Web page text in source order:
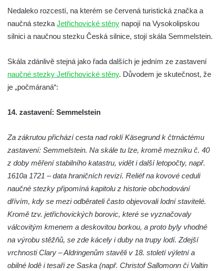
Skalní branka pod rozhlednou Čáp v
Teplických skalách
Schodiště pod rozhlednou Čáp v Teplických
Vyhlídka Lokomotiva v Teplických skalách
Kamenná brána v Broumovských stěnách
Vyhlídkové místo na cestě k vyhlídce
Skalní útvar Čertovo sedlo v Broumovských
stěnách
Kamenná ZOO – Skalní hřib
Kamenná ZOO – Želva I.
Kamenná ZOO – Velbloud
Kamenná ZOO – Kačenka
Vyhlídka Božanovský Špičák
Vyhlídka východně od Božanovského
Nedaleko rozcestí, na kterém se červená turistická značka a
naučná stezka Jetřichovické stěny napojí na Vysokolipskou
silnici a naučnou stezku Česká silnice, stojí skála Semmelstein.
Skála zdánlivě stejná jako řada dalších je jedním ze zastavení
naučné stezky Jetřichovické stěny. Důvodem je skutečnost, že
je „počmáraná“:
14. zastavení: Semmelstein
Za zákrutou přichází cesta nad roklí Käsegrund k čtrnáctému
zastavení: Semmelstein. Na skále tu lze, kromě mezníku č. 40
z doby měření stabilního katastru, vidět i další letopočty, např.
1610a 1721 – data hraničních revizí. Reliéf na kovové ceduli
naučné stezky připomíná kapitolu z historie obchodování
dřívím, kdy se mezi odběrateli často objevovali lodní stavitelé.
Kromě tzv. jetřichovických borovic, které se vyznačovaly
válcovitým kmenem a deskovitou borkou, a proto byly vhodné
na výrobu stěžňů, se zde kácely i duby na trupy lodí. Zdejší
vrchnosti Clary – Aldringenům stavěli v 18. století výletní a
obilné lodě i tesaři ze Saska (např. Christof Sallomonn či Valtin